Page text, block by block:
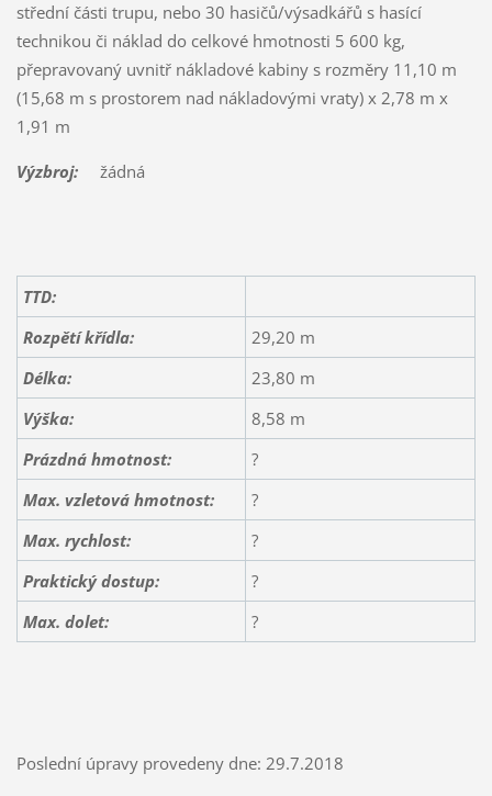
střední části trupu, nebo 30 hasičů/výsadkářů s hasící
technikou či náklad do celkové hmotnosti 5 600 kg,
přepravovaný uvnitř nákladové kabiny s rozměry 11,10 m
(15,68 m s prostorem nad nákladovými vraty) x 2,78 m x
1,91 m
Výzbroj:žádná
TTD:
Rozpětí křídla:
29,20 m
Délka:
23,80 m
Výška:
8,58 m
Prázdná hmotnost:
?
Max. vzletová hmotnost:
?
Max. rychlost:
?
Praktický dostup:
?
Max. dolet:
?
Poslední úpravy provedeny dne: 29.7.2018